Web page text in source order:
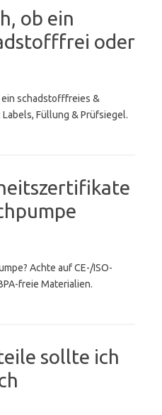
ob ein
oder
ein schadstofffreies &
Füllung & Prüfsiegel.
Achte auf CE-/ISO-
freie Materialien.
sollte ich